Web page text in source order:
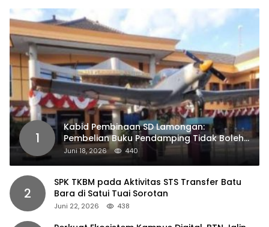
1
Kabid Pembinaan SD Lamongan:
Pembelian Buku Pendamping Tidak Boleh
Dipaksakan
Juni 18, 2026 440
2
SPK TKBM pada Aktivitas STS Transfer Batu
Bara di Satui Tuai Sorotan
Juni 22, 2026 438